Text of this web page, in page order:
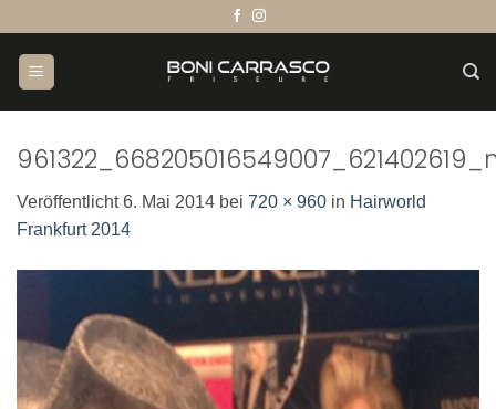
springen
Veröffentlicht6. Mai 2014 bei 720 × 960 in Hairworld
Frankfurt 2014